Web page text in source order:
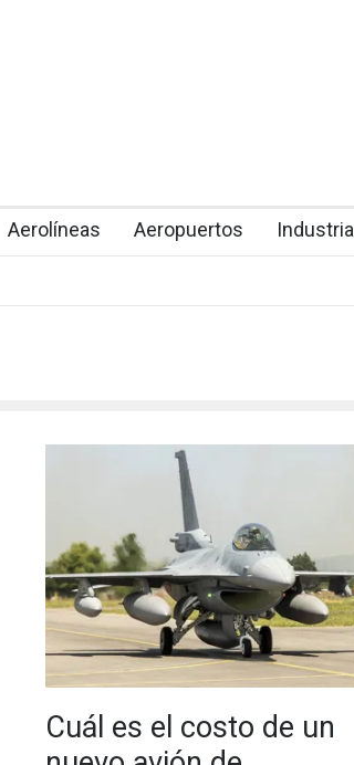
Aerolíneas Aeropuertos Industria
Cuál es el costo de un